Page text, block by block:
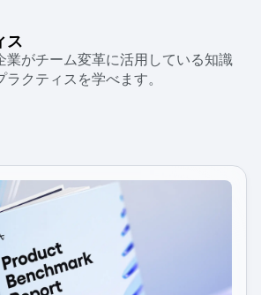
ス
業がチーム変革に活用している知識
クティスを学べます。